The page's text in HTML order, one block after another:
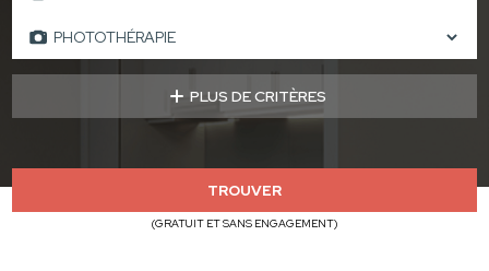
PLUS DE CRITÈRES
TROUVER
(GRATUIT ET SANS ENGAGEMENT)